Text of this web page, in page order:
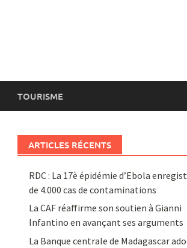
TOURISME
ARTICLES RÉCENTS
RDC : La 17è épidémie d’Ebola
de 4.000 cas de contaminations
La CAF réaffirme son soutien à Gianni
Infantino en avançant ses arguments
La Banque centrale de Madagascar